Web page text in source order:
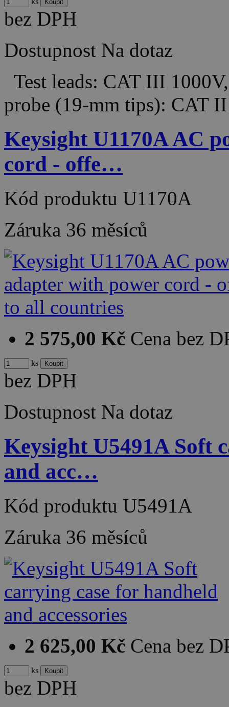
bez DPH
Dostupnost Na dotaz
Test leads: CAT III
probe (19-mm tips): CAT
Keysight U1170A AC
cord - offe…
Kód produktu U1170A
Záruka 36 měsíců
2 575,00 Kč Cena bez
ks
bez DPH
Dostupnost Na dotaz
Keysight U5491A Soft
and acc…
Kód produktu U5491A
Záruka 36 měsíců
2 625,00 Kč Cena bez
ks
bez DPH